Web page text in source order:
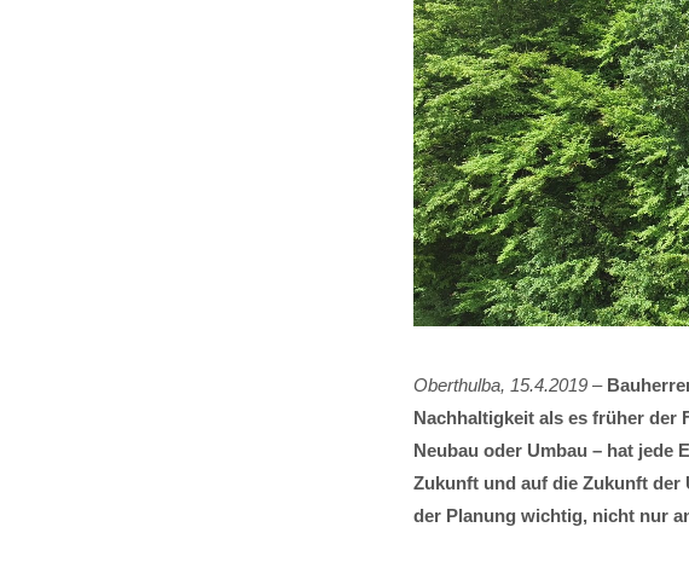
Oberthulba, 15.4.2019 –
Nachhaltigkeit als es früher der
Neubau oder Umbau – hat jede
Zukunft und auf die Zukunft der
der Planung wichtig, nicht nur